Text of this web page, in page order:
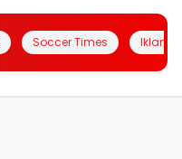
Soccer Times Iklanin